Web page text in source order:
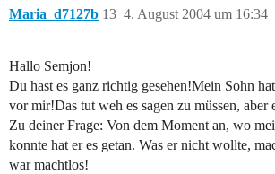
Maria_d7127b 4. August 2004 um 16:34
13
Hallo Semjon!
Du hast es ganz richtig gesehen!Mein Sohn
vor mir!Das tut weh es sagen zu müssen, aber
Zu deiner Frage: Von dem Moment an, wo
konnte hat er es getan. Was er nicht wollte,
war machtlos!